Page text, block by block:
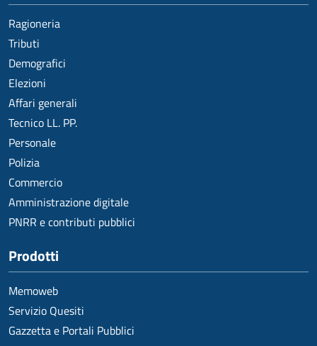
Ragioneria
Tributi
Demografici
Elezioni
Affari generali
Tecnico LL. PP.
Personale
Polizia
Commercio
Amministrazione digitale
PNRR e contributi pubblici
Prodotti
Memoweb
Servizio Quesiti
Gazzetta e Portali Pubblici